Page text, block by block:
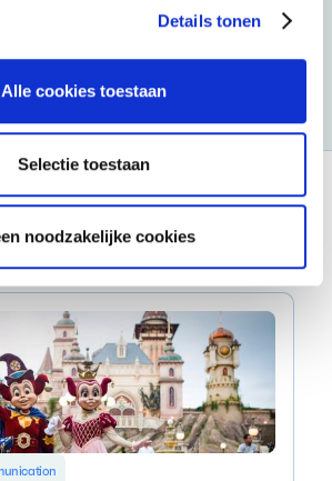
Details tonen
Alle cookies toestaan
Selectie toestaan
noodzakelijke cookies
& Communications